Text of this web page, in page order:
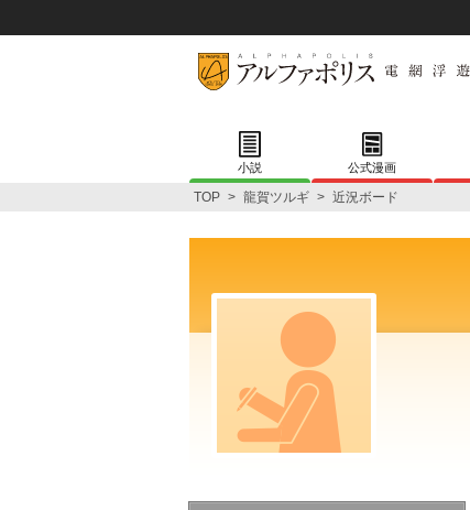
小説 公式漫画
TOP > 龍賀ツルギ > 近況ボード